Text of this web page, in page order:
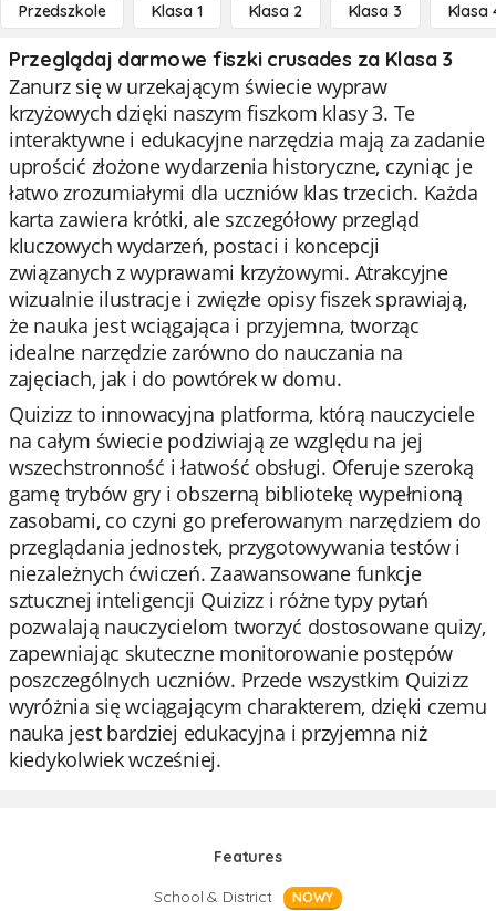
Przedszkole Klasa 1 Klasa 2 Klasa 3 Klasa
Przeglądaj darmowe fiszki crusades za Klasa 3
Zanurz się w urzekającym świecie wypraw
krzyżowych dzięki naszym fiszkom klasy 3. Te
interaktywne i edukacyjne narzędzia mają za zadanie
uprościć złożone wydarzenia historyczne, czyniąc je
łatwo zrozumiałymi dla uczniów klas trzecich. Każda
karta zawiera krótki, ale szczegółowy przegląd
kluczowych wydarzeń, postaci i koncepcji
związanych z wyprawami krzyżowymi. Atrakcyjne
wizualnie ilustracje i zwięzłe opisy fiszek sprawiają,
że nauka jest wciągająca i przyjemna, tworząc
idealne narzędzie zarówno do nauczania na
zajęciach, jak i do powtórek w domu.
Quizizz to innowacyjna platforma, którą nauczyciele
na całym świecie podziwiają ze względu na jej
wszechstronność i łatwość obsługi. Oferuje szeroką
gamę trybów gry i obszerną bibliotekę wypełnioną
zasobami, co czyni go preferowanym narzędziem do
przeglądania jednostek, przygotowywania testów i
niezależnych ćwiczeń. Zaawansowane funkcje
sztucznej inteligencji Quizizz i różne typy pytań
pozwalają nauczycielom tworzyć dostosowane quizy,
zapewniając skuteczne monitorowanie postępów
poszczególnych uczniów. Przede wszystkim Quizizz
wyróżnia się wciągającym charakterem, dzięki czemu
nauka jest bardziej edukacyjna i przyjemna niż
kiedykolwiek wcześniej.
Features
School & District
NOWY